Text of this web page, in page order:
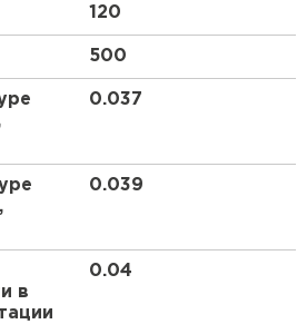
не дают усадки
плиты EURO-ЛАЙТ пяти
по таким
как плотность,
теплопроводность.
обкладки и кашированные
фольгой. Нанесение материала
стороны или с двух сторон.
применяют для обеспечения
и ветрозащиты
при утеплении
изнутри.
120
500
0.037
0.039
в
0.04
Термит
Теплекс
Изомин